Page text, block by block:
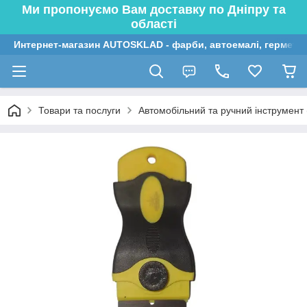
Ми пропонуємо Вам доставку по Дніпру та
області
Интернет-магазин AUTOSKLAD - фарби, автоемалі,
Товари та послуги Автомобільний та ручний